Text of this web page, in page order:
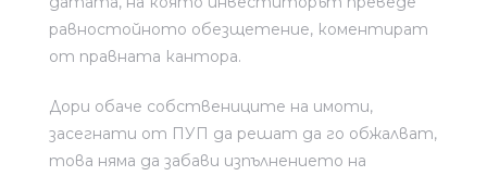
равностойното обезщетение, коментират
от правната кантора.
Дори обаче собствениците на имоти,
засегнати от ПУП да решат да го обжалват,
това няма да забави изпълнението на